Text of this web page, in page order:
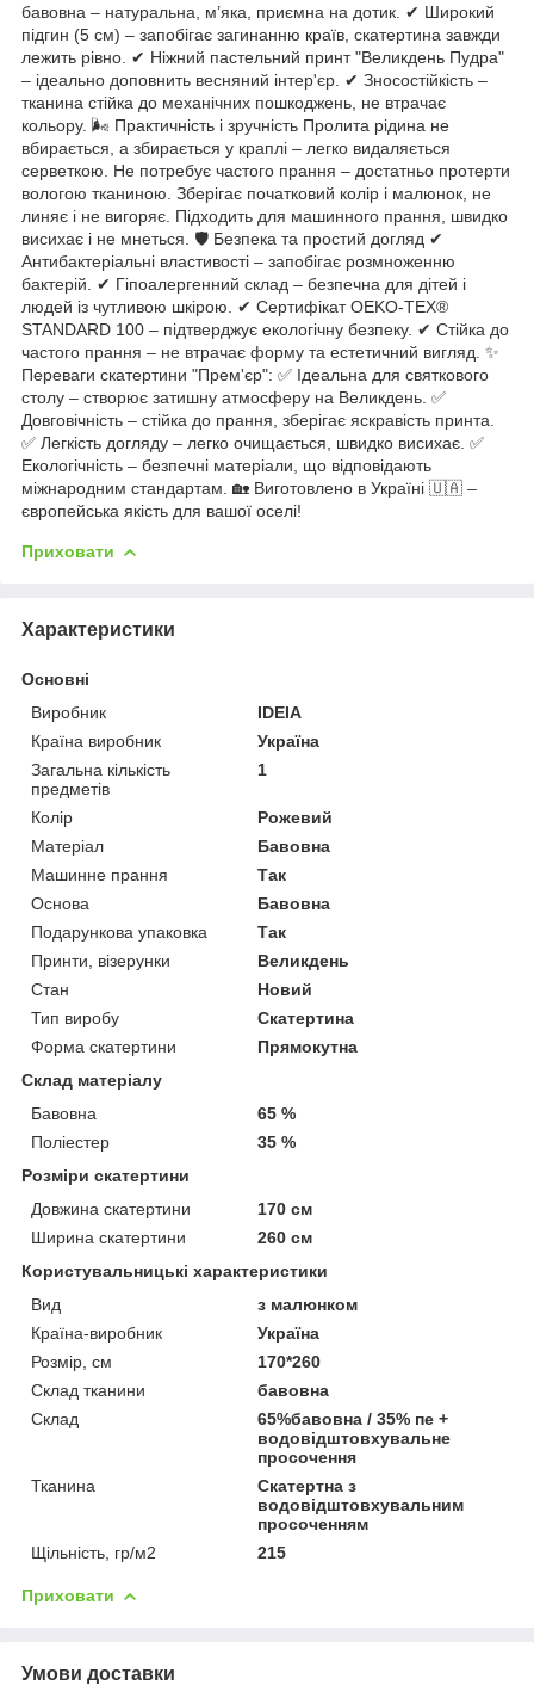
бавовна – натуральна, м’яка, приємна на дотик. ✔ Широкий
підгин (5 см) – запобігає загинанню країв, скатертина завжди
лежить рівно. ✔ Ніжний пастельний принт "Великдень Пудра"
– ідеально доповнить весняний інтер'єр. ✔ Зносостійкість –
тканина стійка до механічних пошкоджень, не втрачає
кольору. 🌬 Практичність і зручність Пролита рідина не
вбирається, а збирається у краплі – легко видаляється
серветкою. Не потребує частого прання – достатньо протерти
вологою тканиною. Зберігає початковий колір і малюнок, не
линяє і не вигоряє. Підходить для машинного прання, швидко
висихає і не мнеться. 🛡 Безпека та простий догляд ✔
Антибактеріальні властивості – запобігає розмноженню
бактерій. ✔ Гіпоалергенний склад – безпечна для дітей і
людей із чутливою шкірою. ✔ Сертифікат OEKO-TEX®
STANDARD 100 – підтверджує екологічну безпеку. ✔ Стійка до
частого прання – не втрачає форму та естетичний вигляд. ✨
Переваги скатертини "Прем'єр": ✅ Ідеальна для святкового
столу – створює затишну атмосферу на Великдень. ✅
Довговічність – стійка до прання, зберігає яскравість принта.
✅ Легкість догляду – легко очищається, швидко висихає. ✅
Екологічність – безпечні матеріали, що відповідають
міжнародним стандартам. 🏡 Виготовлено в Україні 🇺🇦 –
європейська якість для вашої оселі!
Приховати
Характеристики
Основні
Виробник
IDEIA
Країна виробник
Україна
Загальна кількість
предметів
1
Колір
Рожевий
Матеріал
Бавовна
Машинне прання
Так
Основа
Бавовна
Подарункова упаковка
Так
Принти, візерунки
Великдень
Стан
Новий
Тип виробу
Скатертина
Форма скатертини
Прямокутна
Склад матеріалу
Бавовна
65 %
Поліестер
35 %
Розміри скатертини
Довжина скатертини
170 см
Ширина скатертини
260 см
Користувальницькі характеристики
Вид
з малюнком
Країна-виробник
Україна
Розмір, см
170*260
Склад тканини
бавовна
Склад
65%бавовна / 35% пе +
водовідштовхувальне
просочення
Тканина
Скатертна з
водовідштовхувальним
просоченням
Щільність, гр/м2
215
Приховати
Умови доставки